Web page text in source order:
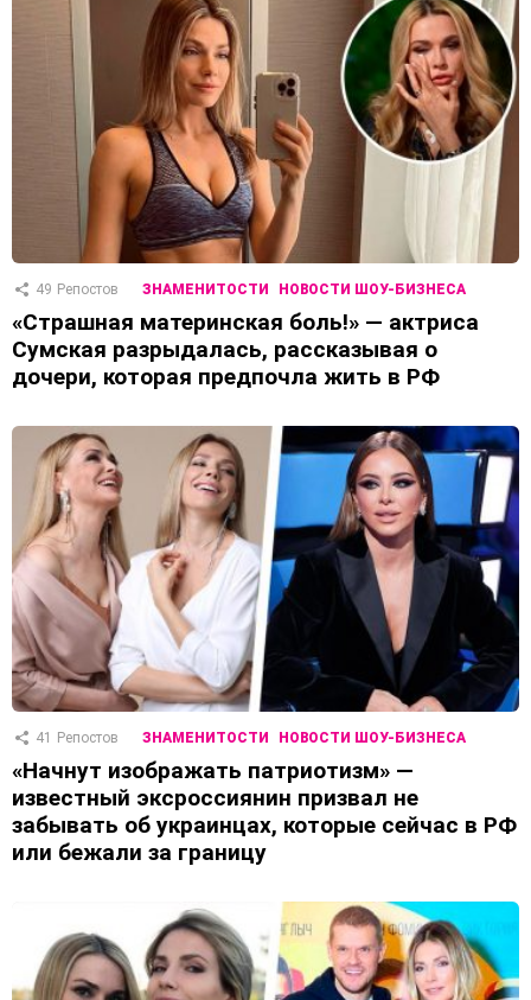
49 Репостов ЗНАМЕНИТОСТИ НОВОСТИ ШОУ-БИЗНЕСА
«Страшная материнская боль!» — актриса
Сумская разрыдалась, рассказывая о
дочери, которая предпочла жить в РФ
41 Репостов ЗНАМЕНИТОСТИ НОВОСТИ ШОУ-БИЗНЕСА
«Начнут изображать патриотизм» —
известный эксроссиянин призвал не
забывать об украинцах, которые сейчас в РФ
или бежали за границу